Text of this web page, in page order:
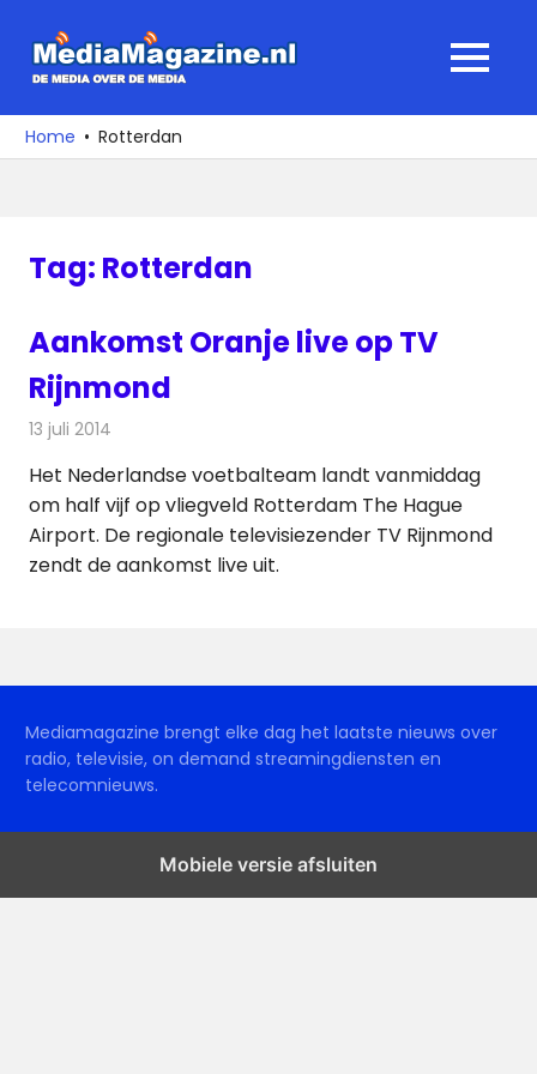
naar
media
over
MENU
Home Rotterdan
Tag: Rotterdan
Aankomst Oranje live op TV
Rijnmond
13 juli 2014
Het Nederlandse voetbalteam landt vanmiddag
om half vijf op vliegveld Rotterdam The Hague
Airport. De regionale televisiezender TV Rijnmond
zendt de aankomst live uit.
Mediamagazine brengt elke dag het laatste nieuws over
radio, televisie, on demand streamingdiensten en
telecomnieuws.
Mobiele versie afsluiten